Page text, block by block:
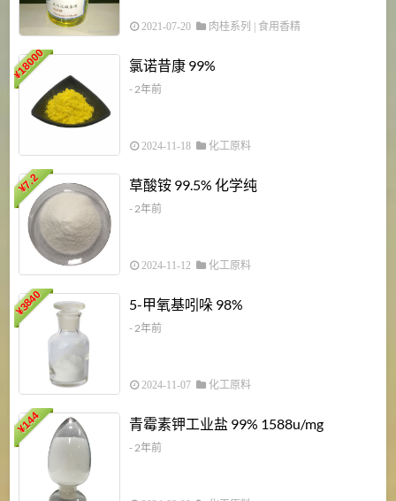
2021-07-20 肉桂系列 食用香精
¥
18000 氯诺昔康 99%
- 2年前
2024-11-18 化工原料
¥
7.2 草酸铵 99.5% 化学纯
- 2年前
2024-11-12 化工原料
¥
3840 5-甲氧基吲哚 98%
- 2年前
2024-11-07 化工原料
¥
144 青霉素钾工业盐 99% 1588u/mg
- 2年前